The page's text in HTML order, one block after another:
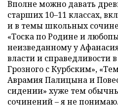
Вполне можно давать
старших 10–11 классах,
и в темы школьных
«Тоска по Родине и
неизведанному у
власти и справедливости
Грозного с Курбским»,
Аврамия Палицына и
сидении» хуже тем
сочинений – я не понимаю.